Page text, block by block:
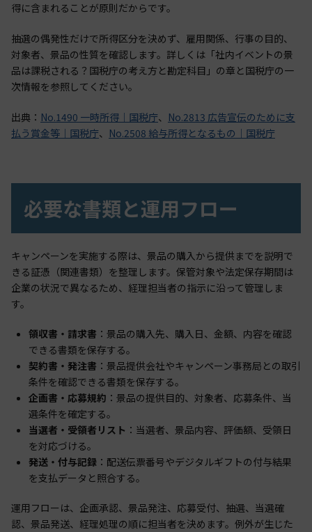
得に含まれることが原則だからです。
抽選の偶発性だけで所得区分を決めず、雇用関係、行事の目的、
対象者、景品の性質を確認します。詳しくは「社内イベントの景
品は課税される？国税庁の考え方と勘定科目」の章と国税庁の一
次情報を参照してください。
出典： No.1490 一時所得｜国税庁、 No.2813 広告宣伝のために支
払う賞金等｜国税庁、 No.2508 給与所得となるもの｜国税庁
必要な書類と運用フロー
キャンペーンを実施する際は、景品の購入から提供までを説明で
きる証憑（関連書類）を整理します。保管対象や法定保存期間は
企業の状況で異なるため、経理担当者の指示に沿って管理しま
す。
領収書・請求書 ：景品の購入先、購入日、金額、内容を確認
できる書類を保存する。
契約書・発注書 ：景品提供会社やキャンペーン事務局との取引
条件を確認できる書類を保存する。
企画書・応募規約 ：景品の提供目的、対象者、応募条件、当
選条件を確定する。
当選者・受領者リスト ：当選者、景品内容、評価額、受領日
を対応づける。
発送・付与記録 ：配送伝票番号やデジタルギフトの付与結果
を支払データと照合する。
運用フローは、企画承認、景品発注、応募受付、抽選、当選確
認、景品発送、経理処理の順に担当者を決めます。例外が生じた